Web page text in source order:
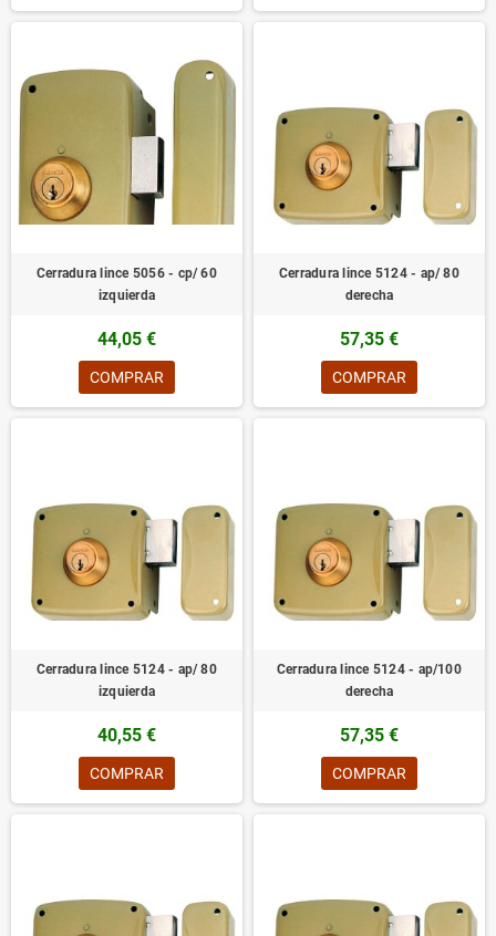
Cerradura lince 5056 - cp/ 60
izquierda
44,05 €
COMPRAR
Cerradura lince 5124 - ap/ 80
derecha
57,35 €
COMPRAR
Cerradura lince 5124 - ap/ 80
izquierda
40,55 €
COMPRAR
Cerradura lince 5124 - ap/100
derecha
57,35 €
COMPRAR